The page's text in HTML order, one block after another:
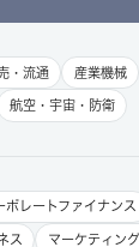
・流通 産業機械
航空・宇宙・防衛
ポレートファイナンス
ス マーケティン